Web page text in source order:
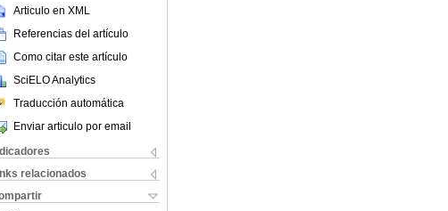
Articulo en XML
Referencias del artículo
Como citar este artículo
SciELO Analytics
Traducción automática
Enviar articulo por email
relacionados